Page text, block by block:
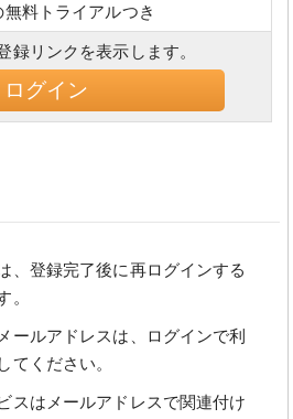
無料トライアルつき
録リンクを表示します。
ログイン
、登録完了後に再ログインする
。
ールアドレスは、ログインで利
てください。
スはメールアドレスで関連付け